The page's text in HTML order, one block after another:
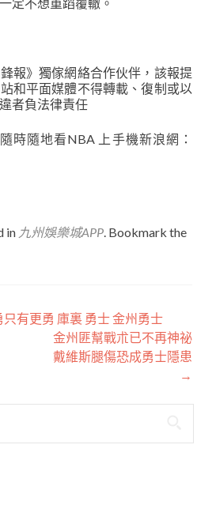
》獨傢網絡合作伙伴，該報提
和平面媒體不得轉載、復制或以
者負法律責任
隨地看NBA 上手機新浪網：
in 九州娛樂城APP. Bookmark the
有更勇 庫裏 勇士 金州勇士
金州匪幫戰朮已不再神祕
戴維斯腿傷恐成勇士隱患
→